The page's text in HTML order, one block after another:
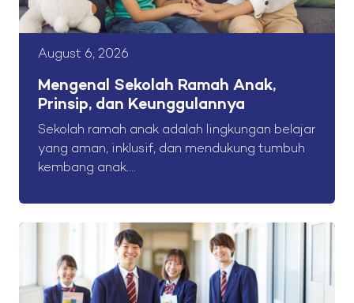
August 6, 2026
Mengenal Sekolah Ramah Anak,
Prinsip, dan Keunggulannya
Sekolah ramah anak adalah lingkungan belajar
yang aman, inklusif, dan mendukung tumbuh
kembang anak....